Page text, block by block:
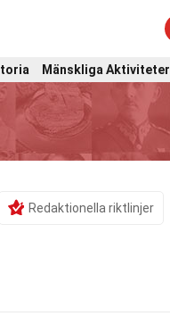
Mänskliga Aktiviteter
Redaktionella riktlinjer